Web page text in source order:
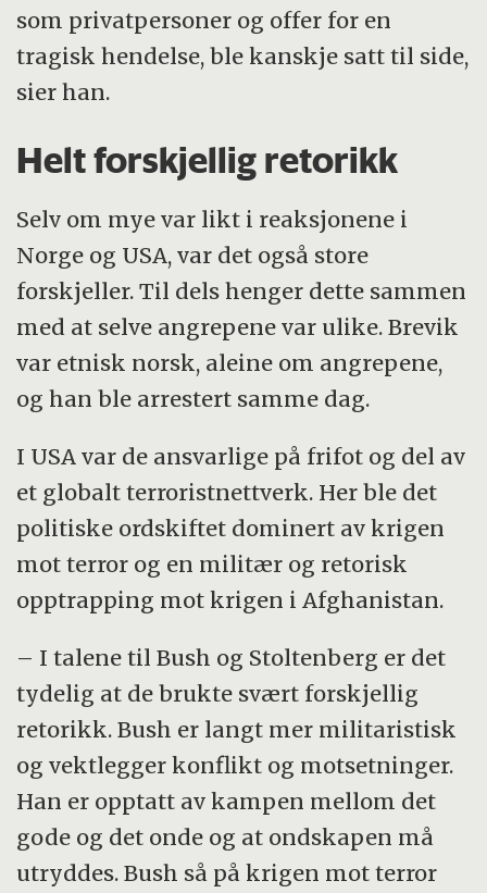
som privatpersoner og offer for en
tragisk hendelse, ble kanskje satt til side,
sier han.
Helt forskjellig retorikk
Selv om mye var likt i reaksjonene i
Norge og USA, var det også store
forskjeller. Til dels henger dette sammen
med at selve angrepene var ulike. Brevik
var etnisk norsk, aleine om angrepene,
og han ble arrestert samme dag.
I USA var de ansvarlige på frifot og del av
et globalt terroristnettverk. Her ble det
politiske ordskiftet dominert av krigen
mot terror og en militær og retorisk
opptrapping mot krigen i Afghanistan.
– I talene til Bush og Stoltenberg er det
tydelig at de brukte svært forskjellig
retorikk. Bush er langt mer militaristisk
og vektlegger konflikt og motsetninger.
Han er opptatt av kampen mellom det
gode og det onde og at ondskapen må
utryddes. Bush så på krigen mot terror